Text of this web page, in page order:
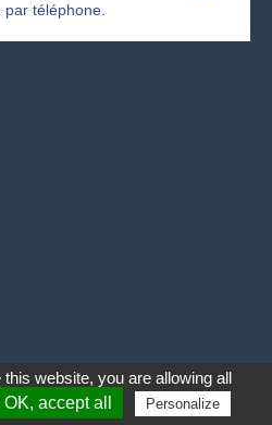
par téléphone.
website, you are allowing all
accept all Personalize